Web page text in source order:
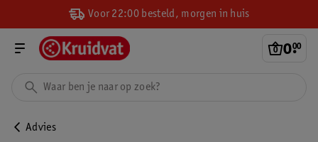
Voor 22:00 besteld, morgen in huis
0.
00
Advies